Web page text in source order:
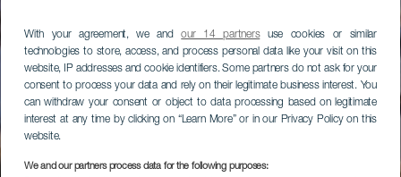
With your agreement, we andour 14 partnersuse cookies or similar
technologies to store, access, and process personal data like your visit on this
website, IP addresses and cookie identifiers. Some partners do not ask for your
consent to process your data and rely on their legitimate business interest. You
can withdraw your consent or object to data processing based on legitimate
interest at any time by clicking on “Learn More” or in our Privacy Policy on this
website.
We and our partners process data for the following purposes: